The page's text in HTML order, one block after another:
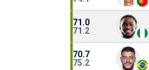
71.0
71.2
70.7
75.2